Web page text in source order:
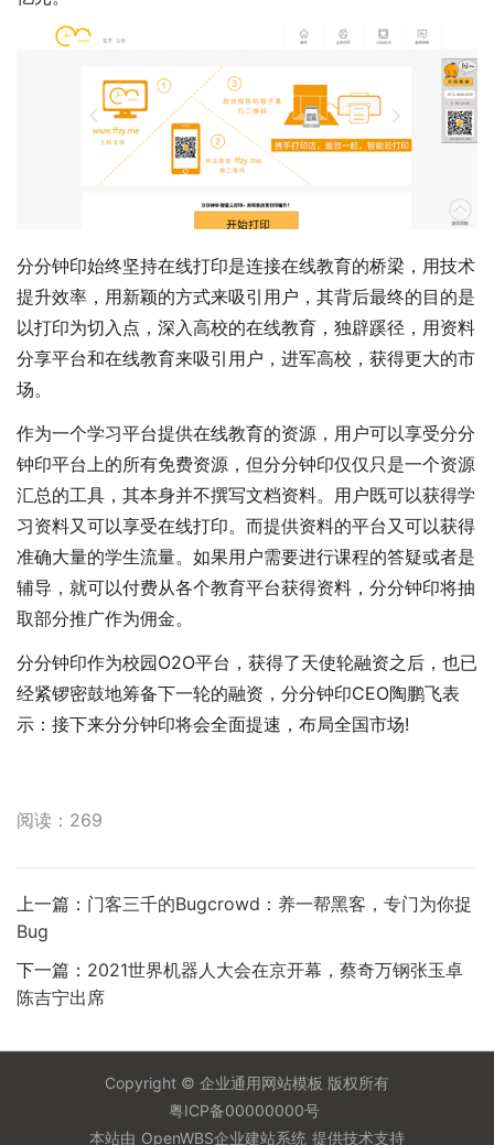
分分钟印始终坚持在线打印是连接在线教育的桥梁，用技术
提升效率，用新颖的方式来吸引用户，其背后最终的目的是
以打印为切入点，深入高校的在线教育，独辟蹊径，用资料
分享平台和在线教育来吸引用户，进军高校，获得更大的市
场。
作为一个学习平台提供在线教育的资源，用户可以享受分分
钟印平台上的所有免费资源，但分分钟印仅仅只是一个资源
汇总的工具，其本身并不撰写文档资料。用户既可以获得学
习资料又可以享受在线打印。而提供资料的平台又可以获得
准确大量的学生流量。如果用户需要进行课程的答疑或者是
辅导，就可以付费从各个教育平台获得资料，分分钟印将抽
取部分推广作为佣金。
分分钟印作为校园O2O平台，获得了天使轮融资之后，也已
经紧锣密鼓地筹备下一轮的融资，分分钟印CEO陶鹏飞表
示：接下来分分钟印将会全面提速，布局全国市场!
阅读：269
上一篇： 门客三千的Bugcrowd：养一帮黑客，专门为你捉
Bug
下一篇： 2021世界机器人大会在京开幕，蔡奇万钢张玉卓
陈吉宁出席
Copyright © 企业通用网站模板 版权所有
粤ICP备00000000号
本站由 OpenWBS企业建站系统 提供技术支持